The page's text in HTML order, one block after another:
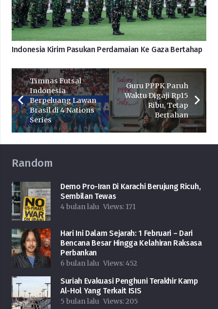
Indonesia Kirim Pasukan Perdamaian Ke Gaza Bertahap
Timnas Futsal
Indonesia
Berpeluang Lawan
Brasil di 4 Nations
Series
Guru PPPK Paruh
Waktu Digaji Rp15
Ribu, Tetap
Bertahan
Random
Demo Pro-Iran Di Karachi Berujung Ricuh,
Sembilan Tewas
4 bulan lalu Views: 171
Hari Ini Dalam Sejarah: 1 Februari – Dari
Bencana Besar Hingga Kelahiran Raksasa
Perbankan
6 bulan lalu Views:452
Suriah Evakuasi Penghuni Terakhir Kamp
Al-Hol Yang Terkait ISIS
5 bulan lalu Views:205